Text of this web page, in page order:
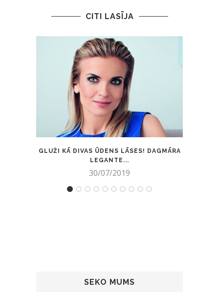
CITI LASĪJA
GLUŽI KĀ DIVAS ŪDENS LĀSES! DAGMĀRA
LEGANTE...
30/07/2019
SEKO MUMS